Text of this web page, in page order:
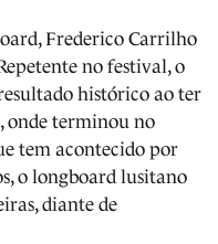
Frederico Carrilho
no festival, o
histórico ao ter
onde terminou no
tem acontecido por
o longboard lusitano
diante de